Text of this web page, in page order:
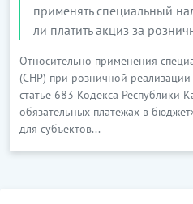
применять специальный
ли платить акциз за
Относительно применения
(СНР) при розничной
статье 683 Кодекса Республики
обязательных платежах в
для субъектов...